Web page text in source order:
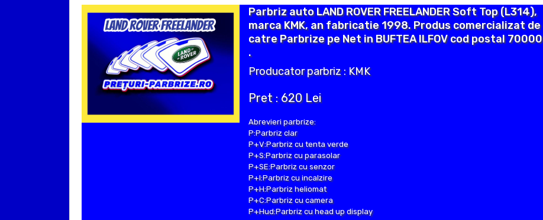
Parbriz auto LAND ROVER FREELANDER Soft Top (L314),
marca KMK, an fabricatie 1998. Produs comercializat de
catre Parbrize pe Net in BUFTEA ILFOV cod postal 70000
.
Producator parbriz : KMK
Pret : 620 Lei
Abrevieri parbrize:
P:Parbriz clar
P+V:Parbriz cu tenta verde
P+S:Parbriz cu parasolar
P+SE:Parbriz cu senzor
P+I:Parbriz cu incalzire
P+H:Parbriz heliomat
P+C:Parbriz cu camera
P+Hud:Parbriz cu head up display